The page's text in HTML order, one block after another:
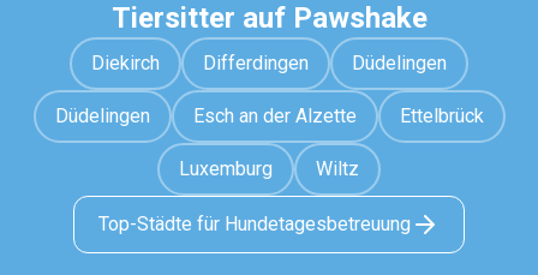
Tiersitter auf Pawshake
Diekirch Differdingen Düdelingen
Düdelingen Esch an der Alzette Ettelbrück
Luxemburg Wiltz
Top-Städte für Hundetagesbetreuung